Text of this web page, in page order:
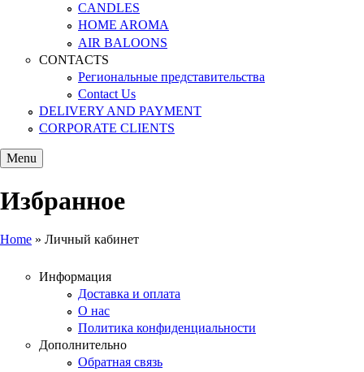
CANDLES
HOME AROMA
AIR BALOONS
CONTACTS
Региональные представительства
Contact Us
DELIVERY AND PAYMENT
CORPORATE CLIENTS
Menu
Избранное
Home » Личный кабинет
Информация
Доставка и оплата
О нас
Политика конфиденциальности
Дополнительно
Обратная связь